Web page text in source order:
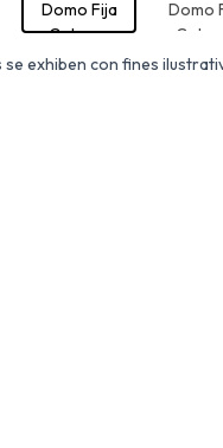
se exhiben con fines